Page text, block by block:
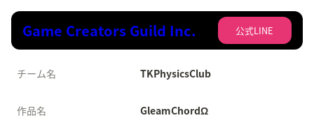
Game Creators Guild Inc. 公式LINE
チーム名 TKPhysicsClub
作品名 GleamChordΩ